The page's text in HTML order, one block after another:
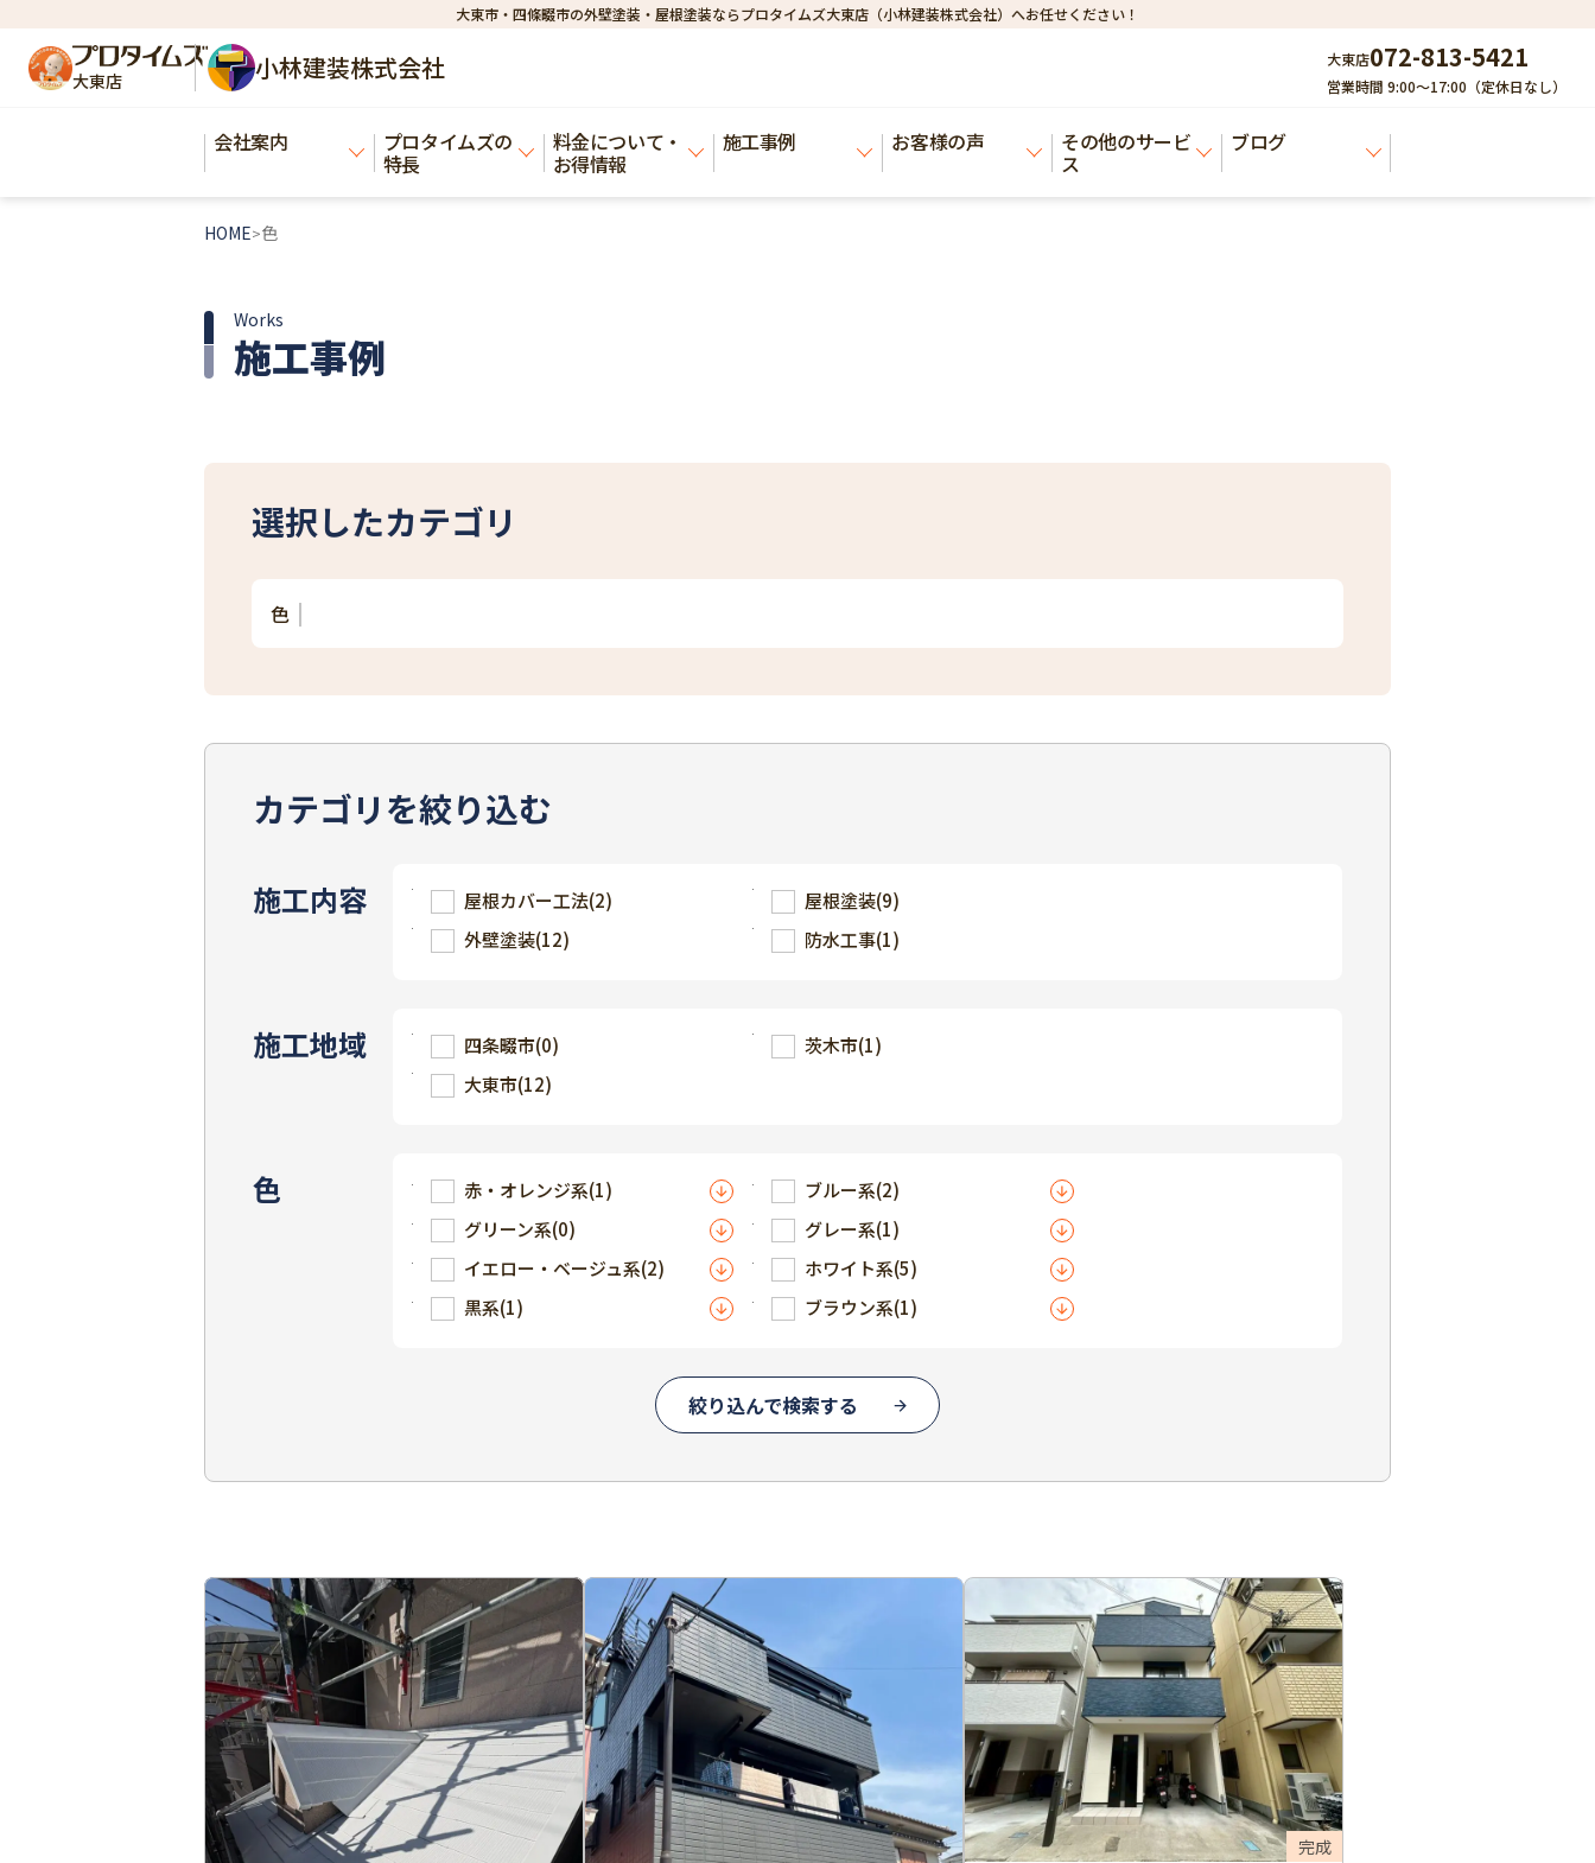
大東市・四條畷市の外壁塗装・屋根塗装ならプロタイムズ大東店（小林建装株式会社）へお任せください！
大東店 小林建装株式会社 大東店072-813-5421
営業時間 9:00～17:00（定休日なし）
会社案内 プロタイムズの
特長
料金について・
お得情報
施工事例 お客様の声 その他のサービ
ス
ブログ
HOME>色
施工事例
Works
選択したカテゴリ
色
カテゴリを絞り込む
施工内容 屋根カバー工法(2) 屋根塗装(9)
外壁塗装(12) 防水工事(1)
施工地域 四条畷市(0) 茨木市(1)
大東市(12)
色 赤・オレンジ系(1) ブルー系(2)
グリーン系(0) グレー系(1)
イエロー・ベージュ系(2) ホワイト系(5)
黒系(1) ブラウン系(1)
絞り込んで検索する
完成